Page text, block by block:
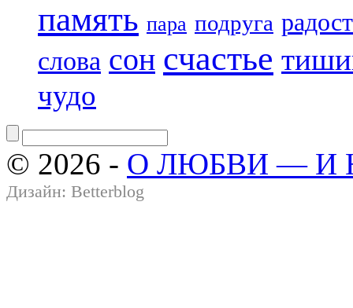
память пара подруга
слова сон счастье
чудо
© 2026 - О ЛЮБВИ — И
Дизайн: Betterblog